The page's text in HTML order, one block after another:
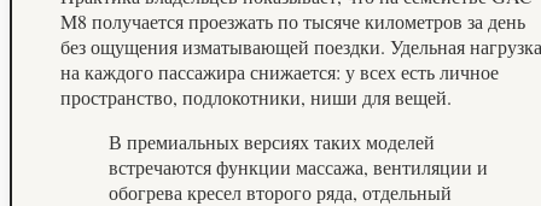
M8 получается проезжать по тысяче километров за день
без ощущения изматывающей поездки. Удельная нагрузка
на каждого пассажира снижается: у всех есть личное
пространство, подлокотники, ниши для вещей.
В премиальных версиях таких моделей
встречаются функции массажа, вентиляции и
обогрева кресел второго ряда, отдельный